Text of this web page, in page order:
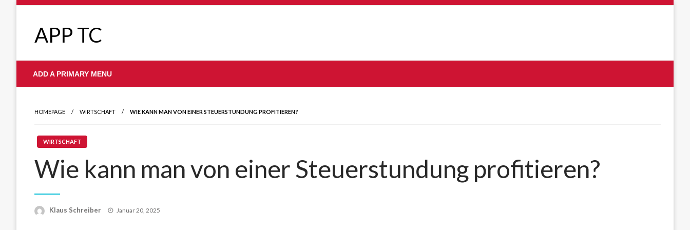
APP TC
ADD A PRIMARY MENU
HOMEPAGE WIRTSCHAFT WIE KANN MAN VON EINER STEUERSTUNDUNG PROFITIEREN?
WIRTSCHAFT
Wie kann man von einer Steuerstundung profitieren?
Klaus Schreiber
Posted
Januar 20, 2025